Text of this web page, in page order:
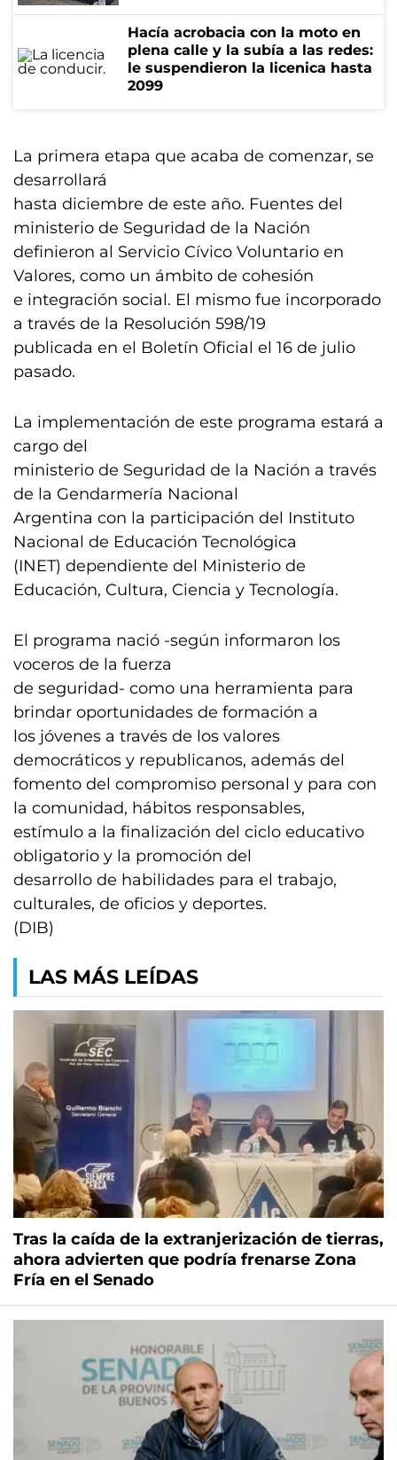
Hacía acrobacia con la moto en
plena calle y la subía a las redes:
le suspendieron la licenica hasta
2099
La primera etapa que acaba de comenzar, se
desarrollará
hasta diciembre de este año. Fuentes del
ministerio de Seguridad de la Nación
definieron al Servicio Cívico Voluntario en
Valores, como un ámbito de cohesión
e integración social. El mismo fue incorporado
a través de la Resolución 598/19
publicada en el Boletín Oficial el 16 de julio
pasado.
La implementación de este programa estará a
cargo del
ministerio de Seguridad de la Nación a través
de la Gendarmería Nacional
Argentina con la participación del Instituto
Nacional de Educación Tecnológica
(INET) dependiente del Ministerio de
Educación, Cultura, Ciencia y Tecnología.
El programa nació -según informaron los
voceros de la fuerza
de seguridad- como una herramienta para
brindar oportunidades de formación a
los jóvenes a través de los valores
democráticos y republicanos, además del
fomento del compromiso personal y para con
la comunidad, hábitos responsables,
estímulo a la finalización del ciclo educativo
obligatorio y la promoción del
desarrollo de habilidades para el trabajo,
culturales, de oficios y deportes.
(DIB)
LAS MÁS LEÍDAS
Tras la caída de la extranjerización de tierras,
ahora advierten que podría frenarse Zona
Fría en el Senado